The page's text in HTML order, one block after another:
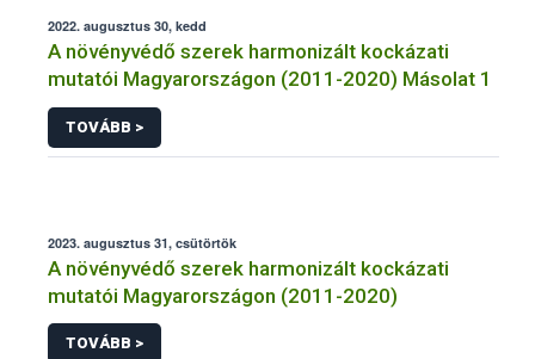
2022. augusztus 30, kedd
A növényvédő szerek harmonizált kockázati
mutatói Magyarországon (2011-2020) Másolat 1
TOVÁBB >
2023. augusztus 31, csütörtök
A növényvédő szerek harmonizált kockázati
mutatói Magyarországon (2011-2020)
TOVÁBB >